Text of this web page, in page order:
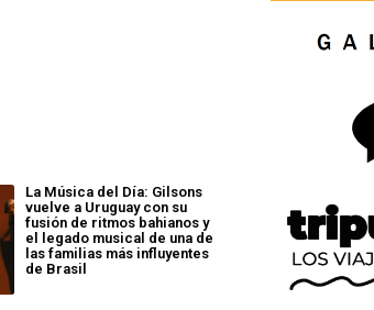
La Música del Día: Gilsons
vuelve a Uruguay con su
fusión de ritmos bahianos y
el legado musical de una de
las familias más influyentes
de Brasil